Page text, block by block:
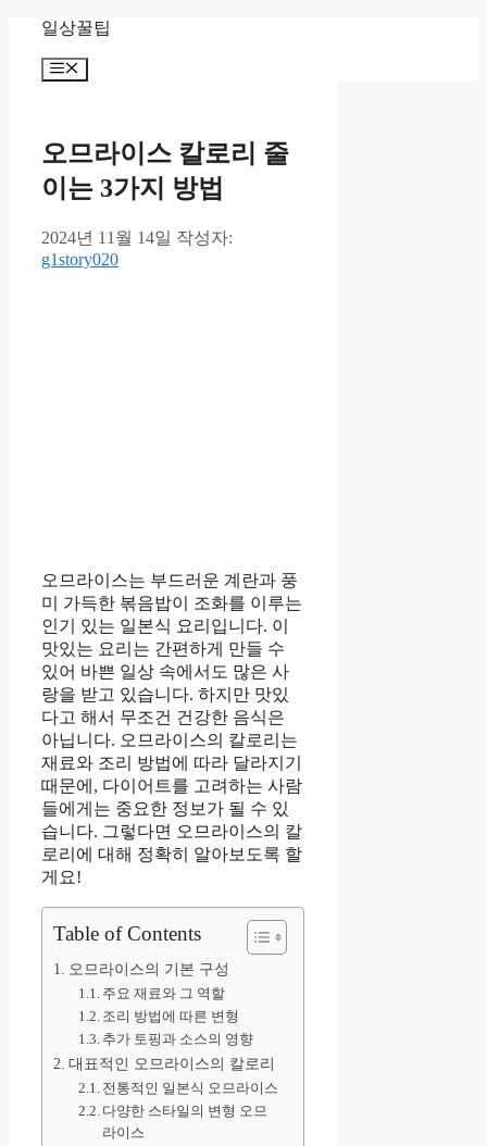
일상꿀팁
메
오므라이스 칼로리 줄
이는 3가지 방법
2024년 11월 14일 작성자:
g1story020
오므라이스는 부드러운 계란과 풍
미 가득한 볶음밥이 조화를 이루는
인기 있는 일본식 요리입니다. 이
맛있는 요리는 간편하게 만들 수
있어 바쁜 일상 속에서도 많은 사
랑을 받고 있습니다. 하지만 맛있
다고 해서 무조건 건강한 음식은
아닙니다. 오므라이스의 칼로리는
재료와 조리 방법에 따라 달라지기
때문에, 다이어트를 고려하는 사람
들에게는 중요한 정보가 될 수 있
습니다. 그렇다면 오므라이스의 칼
로리에 대해 정확히 알아보도록 할
게요!
Table of Contents
오므라이스의 기본 구성
주요 재료와 그 역할
조리 방법에 따른 변형
추가 토핑과 소스의 영향
대표적인 오므라이스의 칼로리
전통적인 일본식 오므라이스
다양한 스타일의 변형 오므
라이스